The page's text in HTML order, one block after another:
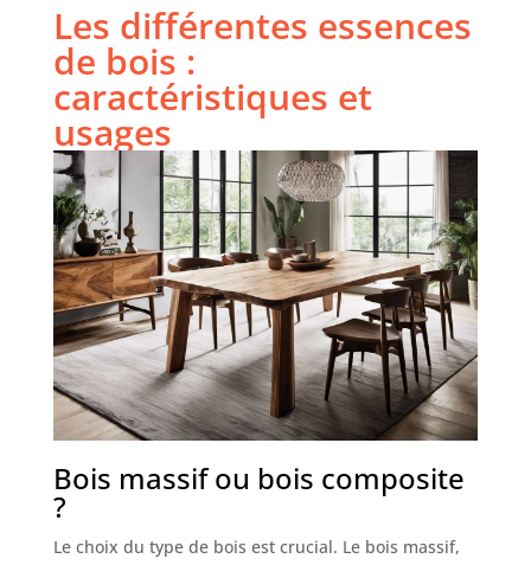
Les différentes essences
de bois :
caractéristiques et
usages
Bois massif ou bois composite
?
Le choix du type de bois est crucial. Le bois massif,